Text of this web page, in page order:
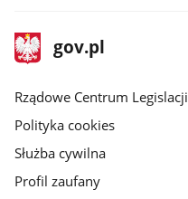
stopka
gov.plStrona
gov.pl
Rządowe Centrum Legislacji
Polityka cookies
Służba cywilna
Profil zaufany